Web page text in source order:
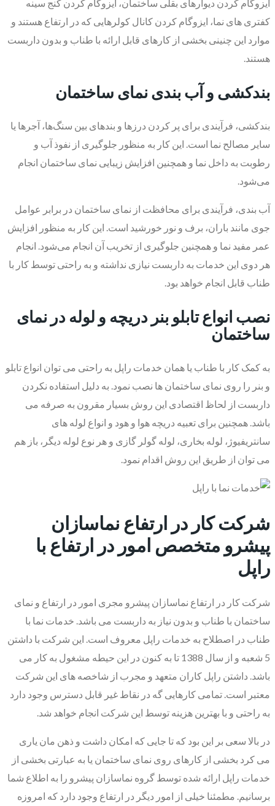
ایزوگام کردن دیوارهای بقلی ساختمان، ایزوگام کردن کنج سینه
کفتری های نما، ایزوگام کردن کانال کولرهایی که در ارتفاع هستند و
موارد این چنینی بخشی از کارهای قابل ارائه با طناب و بدون داربست
هستند.
بندکشی و آب بندی نمای ساختمان
بندکشی، فرآیندی برای پر کردن درزها و بندهای بین سنگ‌ها، آجرها یا
سایر مصالح نما است. این کار به منظور جلوگیری از نفوذ آب و
رطوبت به داخل نما و همچنین افزایش زیبایی نمای ساختمان انجام
می‌شود.
آب بندی، فرآیندی برای محافظت از نمای ساختمان در برابر عوامل
جوی مانند باران، برف و نور خورشید است. این کار به منظور افزایش
عمر مفید نما و همچنین جلوگیری از تخریب آن انجام می‌شود. انجام
هر دوی این خدمات به داربست نیازی نداشته و به راحتی توسط کار با
طناب قابل انجام خواهد بود.
نصب انواع تابلو بنر دریچه و لوله در نمای
ساختمان
به کمک کار با طناب یا همان خدمات راپل به راحتی می توان انواع تابلو
و بنر را روی نمای ساختمان ها نصب نمود. به دلیل استفاده نکردن
داربست از لحاظ اقتصادی این روش بسیار مقرون به صرفه می
باشد. همچنین برای تعبیه دریچه هوا و هود و انواع لوله های
سانتریفیوژ، لوله بخاری، لوله گولر گازی و هر نوع لوله دیگر، باز هم
می توان از طریق این روش اقدام نمود.
شرکت کار در ارتفاع نماسازان
پیشرو متخصص امور در ارتفاع با
راپل
شرکت کار در ارتفاع نماسازان پیشرو مجری امور در ارتفاع و نمای
ساختمان با طناب و بدون نیاز به داربست می باشد. خدمات نما با
طناب در اصطلاح به خدمات راپل معروف است. این شرکت با داشتن
5 شعبه و از سال 1388 تا به کنون در این حیطه مشغول به کار می
باشد. داشتن راپل کاران متعهد و مجرب از شاخصه های این شرکت
معتبر است. تمامی کارهایی گه در نقاط غیر قابل دسترس وجود دارد
به راحتی و با بهترین هزینه توسط این شرکت انجام خواهد شد.
در بالا سعی بر این بود که تا جایی که امکان داشت و ذهن مان یاری
می کرد بخشی از کارهای روی نمای ساختمان یا به عبارتی بخشی از
خدمات راپل ارائه شده توسط گروه نماسازان پیشرو را به اطلاع شما
برسانیم. مطمئنا خیلی از امور دیگر در ارتفاع وجود دارد که امروزه